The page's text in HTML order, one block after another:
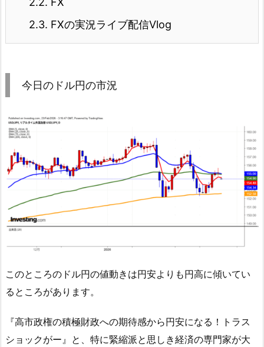
2.3. FXの実況ライブ配信Vlog
今日のドル円の市況
このところのドル円の値動きは円安よりも円高に傾いてい
るところがあります。
『高市政権の積極財政への期待感から円安になる！トラス
ショックがー』と、特に緊縮派と思しき経済の専門家が大